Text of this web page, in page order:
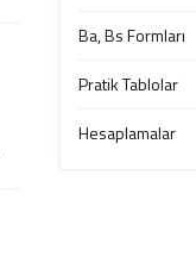
Ba, Bs Formları
Pratik Tablolar
Hesaplamalar